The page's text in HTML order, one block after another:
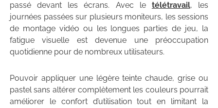
passé devant les écrans. Avec le télétravail, les
journées passées sur plusieurs moniteurs, les sessions
de montage vidéo ou les longues parties de jeu, la
fatigue visuelle est devenue une préoccupation
quotidienne pour de nombreux utilisateurs.
Pouvoir appliquer une légère teinte chaude, grise ou
pastel sans altérer complètement les couleurs pourrait
améliorer le confort d’utilisation tout en limitant la